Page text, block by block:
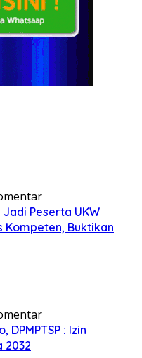
Peserta UKW
Kompeten, Buktikan
DPMPTSP : Izin
2032